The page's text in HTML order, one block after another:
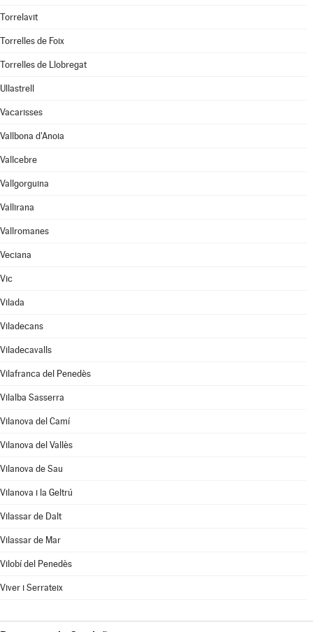
Torrelavit
Torrelles de Foix
Torrelles de Llobregat
Ullastrell
Vacarisses
Vallbona d'Anoia
Vallcebre
Vallgorguina
Vallirana
Vallromanes
Veciana
Vic
Vilada
Viladecans
Viladecavalls
Vilafranca del Penedès
Vilalba Sasserra
Vilanova del Camí
Vilanova del Vallès
Vilanova de Sau
Vilanova i la Geltrú
Vilassar de Dalt
Vilassar de Mar
Vilobí del Penedès
Viver i Serrateix